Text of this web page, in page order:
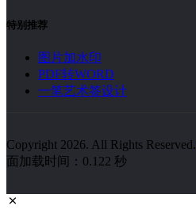
特别推荐
图片加水印
PDF转WORD
一笔艺术签设计
Copyright 2026. All Rights Reserved.
面加载时间：0.122 秒